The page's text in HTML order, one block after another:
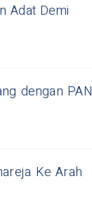
Adat Demi
dengan PAN
Ke Arah